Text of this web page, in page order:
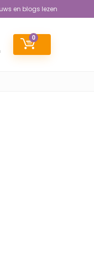
en blogs lezen
0